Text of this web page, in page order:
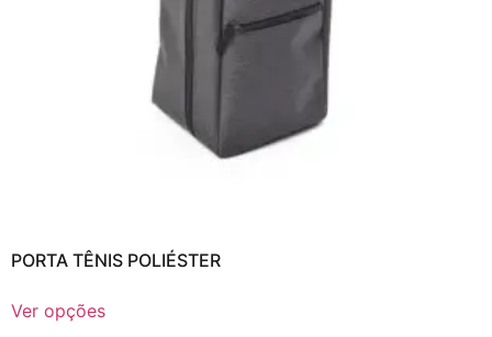
PORTA TÊNIS POLIÉSTER
Ver opções